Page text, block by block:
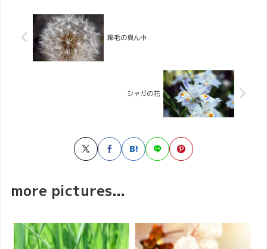
綿毛の真ん中
シャガの花
more pictures...